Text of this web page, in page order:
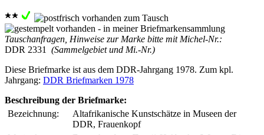
Tauschanfragen, Hinweise zur Marke bitte mit Michel-Nr.:
DDR 2331
(Sammelgebiet und Mi.-Nr.)
Diese Briefmarke ist aus dem DDR-Jahrgang 1978. Zum kpl.
Jahrgang: DDR Briefmarken 1978
Beschreibung der Briefmarke:
Bezeichnung:
Altafrikanische Kunstschätze in Museen der
DDR, Frauenkopf